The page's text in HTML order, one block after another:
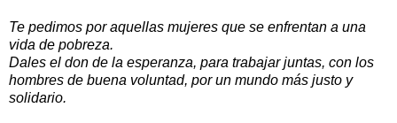
Te pedimos por aquellas mujeres que se enfrentan a una
vida de pobreza.
Dales el don de la esperanza, para trabajar juntas, con los
hombres de buena voluntad, por un mundo más justo y
solidario.